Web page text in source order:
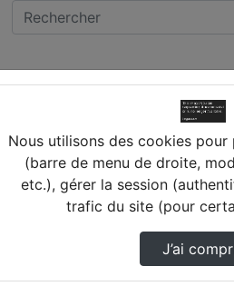
JULIEN
trouvées
Nous utilisons des cookies pour
(barre de menu de droite,
etc.), gérer la session
trafic du site (pour
J’ai